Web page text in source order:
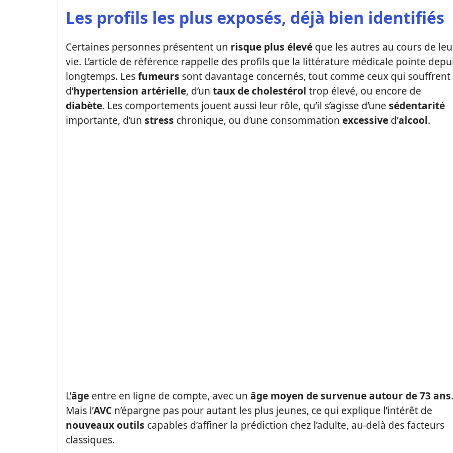
Les profils les plus exposés, déjà bien identifiés
Certaines personnes présentent un risque plus élevé que les autres au cours de
vie. L’article de référence rappelle des profils que la littérature médicale pointe
longtemps. Lesfumeurs sont davantage concernés, tout comme ceux qui souffrent
d’hypertension artérielle, d’un taux de cholestérol trop élevé, ou encore de
diabète. Les comportements jouent aussi leur rôle, qu’il s’agisse d’une sédentarité
importante, d’un stress chronique, ou d’une consommation excessive d’alcool.
L’âge entre en ligne de compte, avec un âge moyen de survenue autour de 73 ans.
Mais l’AVC n’épargne pas pour autant les plus jeunes, ce qui explique l’intérêt de
nouveaux outils capables d’affiner la prédiction chez l’adulte, au-delà des facteurs
classiques.